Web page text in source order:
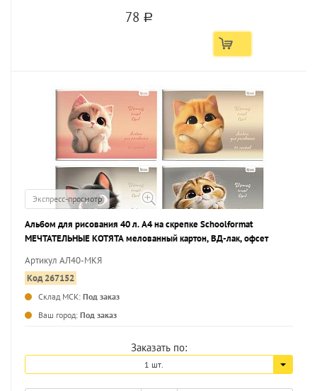
78 a
Экспресс-просмотр
Альбом для рисования 40 л. А4 на скрепке Schoolformat
МЕЧТАТЕЛЬНЫЕ КОТЯТА мелованный картон, ВД-лак, офсет
Артикул АЛ40-МКЯ
Код 267152
Склад МСК: Под заказ
Ваш город: Под заказ
Заказать по:
1 шт.